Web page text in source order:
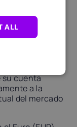
tarjeta:
su cuenta
a la
del mercado
ALL